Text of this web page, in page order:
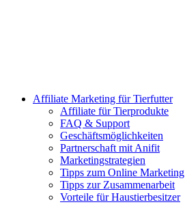
Affiliate Marketing für Tierfutter
Affiliate für Tierprodukte
FAQ & Support
Geschäftsmöglichkeiten
Partnerschaft mit Anifit
Marketingstrategien
Tipps zum Online Marketing
Tipps zur Zusammenarbeit
Vorteile für Haustierbesitzer